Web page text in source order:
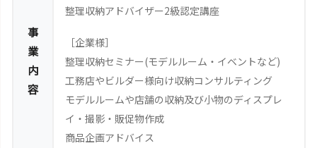
事
業
内
容
整理収納アドバイザー2級認定講座
［企業様］
整理収納セミナー(モデルルーム・イベントなど)
工務店やビルダー様向け収納コンサルティング
モデルルームや店舗の収納及び小物のディスプレ
イ・撮影・販促物作成
商品企画アドバイス